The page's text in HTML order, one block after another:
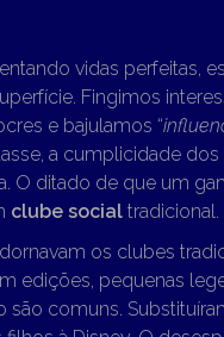
vidas perfeitas,
Fingimos
e bajulamos “
a cumplicidade
O ditado de que um
clube socialtradicional.
os clubes
edições, pequenas
são comuns.